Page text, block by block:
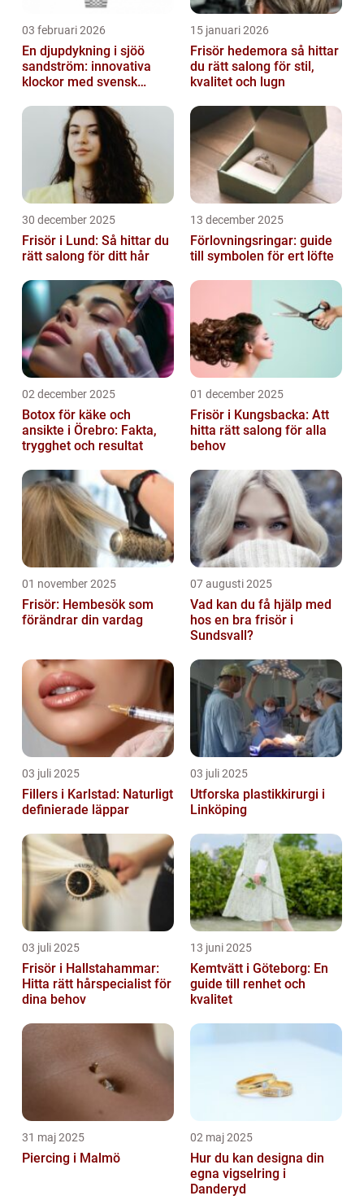
03 februari 2026
En djupdykning i sjöö
sandström: innovativa
klockor med svensk
15 januari 2026
Frisör hedemora så hittar
du rätt salong för stil,
kvalitet och lugn
30 december 2025
Frisör i Lund: Så hittar du
rätt salong för ditt hår
13 december 2025
Förlovningsringar: guide
till symbolen för ert löfte
02 december 2025
Botox för käke och
ansikte i Örebro: Fakta,
trygghet och resultat
01 december 2025
Frisör i Kungsbacka: Att
hitta rätt salong för alla
behov
01 november 2025
Frisör: Hembesök som
förändrar din vardag
07 augusti 2025
Vad kan du få hjälp med
hos en bra frisör i
Sundsvall?
03 juli 2025
Fillers i Karlstad: Naturligt
definierade läppar
03 juli 2025
Utforska plastikkirurgi i
Linköping
03 juli 2025
Frisör i Hallstahammar:
Hitta rätt hårspecialist för
dina behov
13 juni 2025
Kemtvätt i Göteborg: En
guide till renhet och
kvalitet
31 maj 2025
Piercing i Malmö
02 maj 2025
Hur du kan designa din
egna vigselring i
Danderyd